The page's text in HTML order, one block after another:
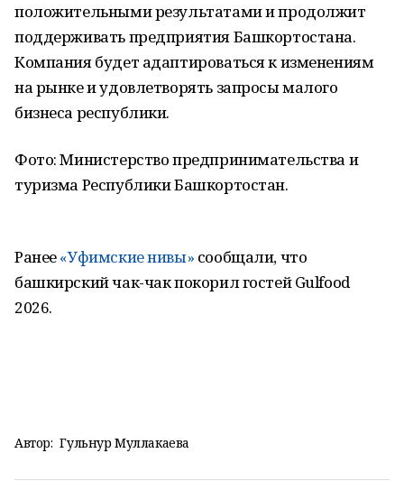
положительными результатами и продолжит
поддерживать предприятия Башкортостана.
Компания будет адаптироваться к изменениям
на рынке и удовлетворять запросы малого
бизнеса республики.
Фото: Министерство предпринимательства и
туризма Республики Башкортостан.
Ранее«Уфимские нивы» сообщали, что
башкирский чак-чак покорил гостей Gulfood
2026.
Автор: Гульнур Муллакаева